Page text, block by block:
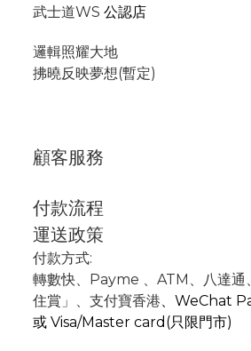
武士道WS 公認店
邏輯照耀大地
拂曉反映夢想(暫定)
顧客服務
付款流程
運送政策
付款方式:
轉數快、Payme 、 ATM 、
八達
住賞」 、支付寶香港、 WeChat
或 Visa/Master card(只限門市)